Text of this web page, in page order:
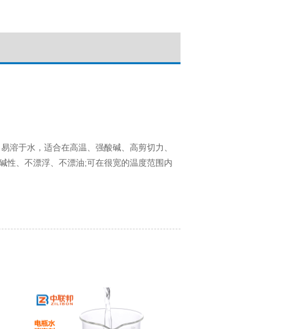
于水，适合在高温、强酸碱、高剪切力、
性、不漂浮、不漂油;可在很宽的温度范围内